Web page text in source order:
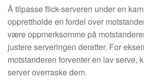
Å tilpasse flick-serveren under en
opprettholde en fordel over
være oppmerksomme på
justere serveringen deretter. For
motstanderen forventer en lav serve,
server overraske dem.